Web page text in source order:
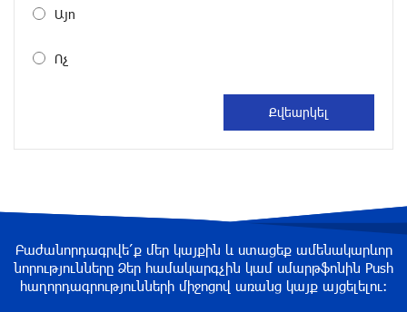
Հայաստանի հավաքականի նախկին մարզիչը
կգլխավորի Ղազախստանի հավաքականը
8 ժամ առաջ
Այո
Ոչ
Բաժանորդագրվե՛ք մեր կայքին և ստացեք ամենակարևոր
նորությունները Ձեր համակարգչին կամ սմարթֆոնին Push
հաղորդագրությունների միջոցով առանց կայք այցելելու։